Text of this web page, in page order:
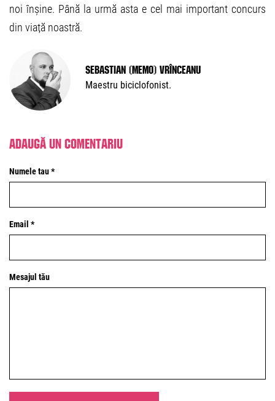
noi înșine. Până la urmă asta e cel mai important concurs
din viață noastră.
Sebastian (Memo) Vrînceanu
Maestru biciclofonist.
Adaugă un comentariu
Numele tau *
Email *
Mesajul tău